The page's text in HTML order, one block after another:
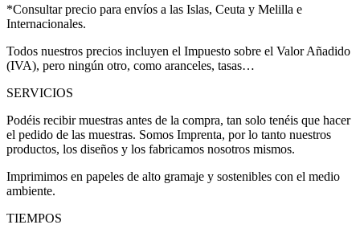
*Consultar precio para envíos a las Islas, Ceuta y Melilla e
Internacionales.
Todos nuestros precios incluyen el Impuesto sobre el Valor Añadido
(IVA), pero ningún otro, como aranceles, tasas…
SERVICIOS
Podéis recibir muestras antes de la compra, tan solo tenéis que hacer
el pedido de las muestras. Somos Imprenta, por lo tanto nuestros
productos, los diseños y los fabricamos nosotros mismos.
Imprimimos en papeles de alto gramaje y sostenibles con el medio
ambiente.
TIEMPOS